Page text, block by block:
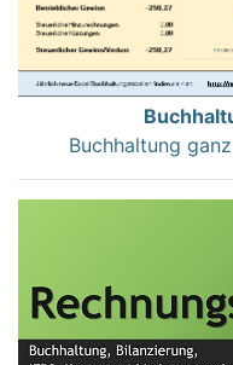
Buchhaltung